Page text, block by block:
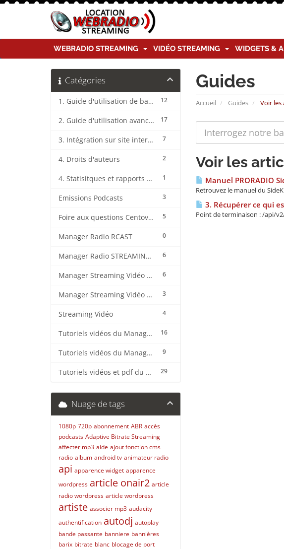
WEBRADIO STREAMING VIDÉO STREAMING WIDGETS &
Guides
Accueil Guides Voir les
Catégories
12
1. Guide d'utilisation de base CentovaCast
17
2. Guide d'utilisation avancée CentovaCast
7
3. Intégration sur site internet CentovaCast
2
4. Droits d'auteurs
1
4. Statisitques et rapports CentovaCast
3
Emissions Podcasts
5
Foire aux questions CentovaCast
0
Manager Radio RCAST
6
Manager Radio STREAMING CENTER
6
Manager Streaming Vidéo TVMCP
3
Manager Streaming Vidéo VDO
4
Streaming Vidéo
16
Tutoriels vidéos du Manager Radio CentovaCast
9
Tutoriels vidéos du Manager Radio STREAMING CENTER
29
Tutoriels vidéos et pdf du CMS Radio Wordpress + OnAir2/Pro.Radio
Voir les
Manuel PRORADIO
Retrouvez le manuel du
3. Récupérer ce qui
Point de terminaison : /api/
Nuage de tags
1080p 720p abonnement ABR accès
podcasts Adaptive Bitrate Streaming
affecter mp3 aide ajout fonction cms
radio album android tv animateur radio
api apparence widget apparence
wordpress article onair2 article
radio wordpress article wordpress
artiste associer mp3 audacity
authentification autodj autoplay
bande passante banniere bannières
barix bitrate blanc blocage de port